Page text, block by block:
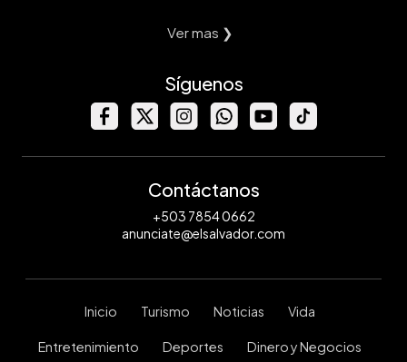
Ver mas ❯
Síguenos
Contáctanos
+503 7854 0662
anunciate@elsalvador.com
Inicio Turismo Noticias Vida
Entretenimiento Deportes Dinero y Negocios